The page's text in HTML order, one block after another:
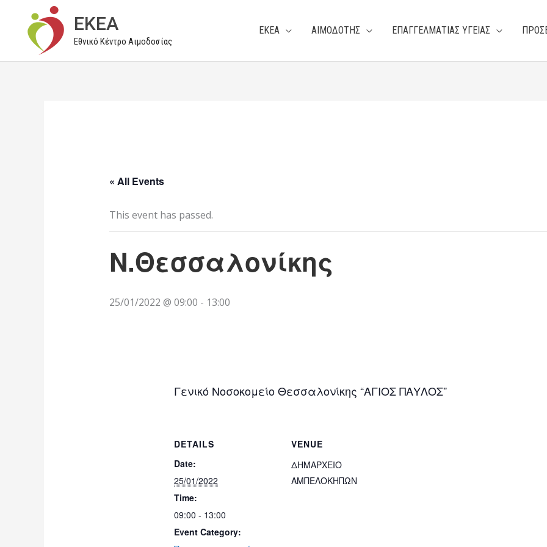
περιεχόμενο
EKEA
Εθνικό Κέντρο Αιμοδοσίας
ΕΚΕΑ ΑΙΜΟΔΟΤΗΣ ΕΠΑΓΓΕΛΜΑΤΙΑΣ ΥΓΕΙΑΣ
« All Events
This event has passed.
Ν.Θεσσαλονίκης
25/01/2022 @ 09:00 - 13:00
Γενικό Νοσοκομείο Θεσσαλονίκης “ΑΓΙΟΣ ΠΑΥΛΟΣ”
DETAILS
Date:
25/01/2022
Time:
09:00 - 13:00
Event Category:
VENUE
ΔΗΜΑΡΧΕΙΟ
ΑΜΠΕΛΟΚΗΠΩΝ